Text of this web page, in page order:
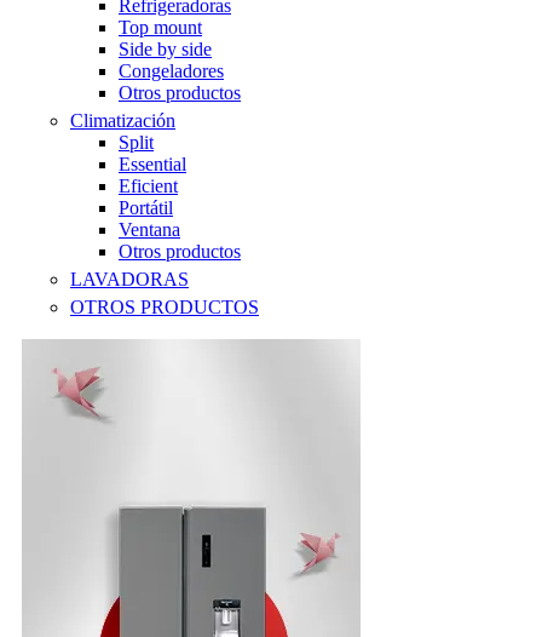
Refrigeradoras
Top mount
Side by side
Congeladores
Otros productos
Climatización
Split
Essential
Eficient
Portátil
Ventana
Otros productos
LAVADORAS
OTROS PRODUCTOS